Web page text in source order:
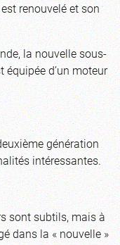
renouvelé et son
la nouvelle sous-
d’un moteur
génération
intéressantes.
sont subtils, mais à
dans la « nouvelle »